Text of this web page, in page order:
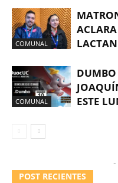
COMUNAL
COMUNAL
DUMBO
ESTE
-
POST RECIENTES